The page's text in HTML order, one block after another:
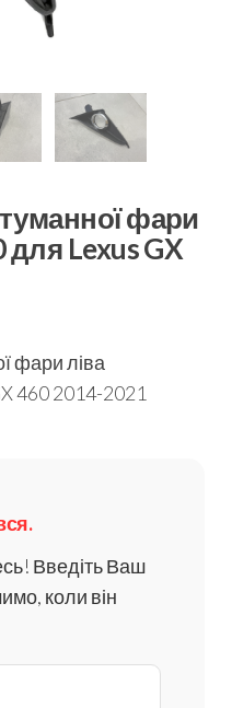
фари
для Lexus GX
фари ліва
460 2014-2021
Введіть Ваш
коли він